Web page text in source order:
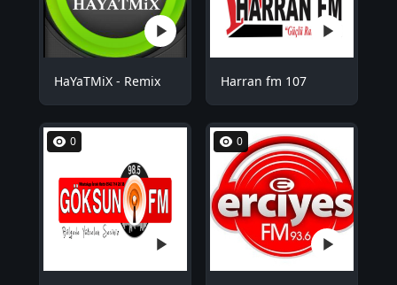
HaYaTMiX - Remix Harran fm 107
0 0